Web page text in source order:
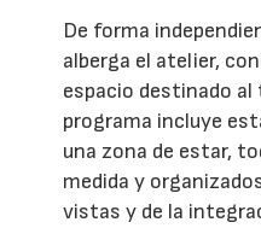
De forma
alberga el atelier,
espacio destinado
programa incluye
una zona de estar,
medida y
vistas y de la